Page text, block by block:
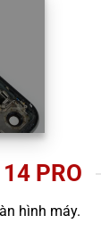
PRO
hình máy.